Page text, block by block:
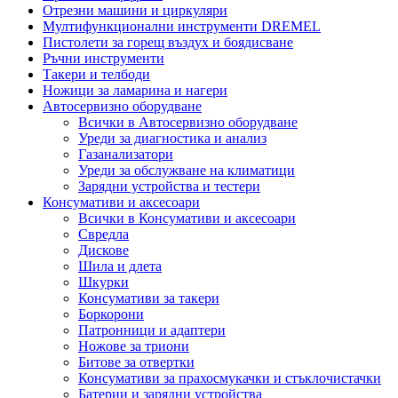
Отрезни машини и циркуляри
Мултифункционални инструменти DREMEL
Пистолети за горещ въздух и боядисване
Ръчни инструменти
Такери и телбоди
Ножици за ламарина и нагери
Автосервизно оборудване
Всички в Автосервизно оборудване
Уреди за диагностика и анализ
Газанализатори
Уреди за обслужване на климатици
Зарядни устройства и тестери
Консумативи и аксесоари
Всички в Консумативи и аксесоари
Свредла
Дискове
Шила и длета
Шкурки
Консумативи за такери
Боркорони
Патронници и адаптери
Ножове за триони
Битове за отвертки
Консумативи за прахосмукачки и стъклочистачки
Батерии и зарядни устройства